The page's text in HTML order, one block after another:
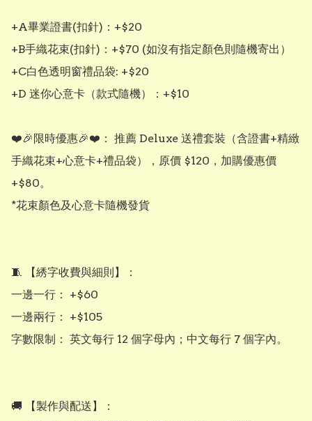
+A畢業證書(扣針)：+$20
+B手織花束(扣針)：+$70 (如沒有指定顏色則隨機寄出）
+C白色透明窗禮品袋: +$20
+D 迷你心意卡（款式隨機）：+$10
❤️🎉限時優惠🎉❤️： 推薦 Deluxe 送禮套裝（含證書+精緻
手織花束+心意卡+禮品袋），原價 $120，加購優惠價
+$80。
*花束顏色及心意卡隨機發貨
​🧵 【綉字收費與細則】：
​一邊一行： +$60
​一邊兩行： +$105
​字數限制： 英文每行 12 個字母內；中文每行 7 個字內。
​​🚚 【製作與配送】：